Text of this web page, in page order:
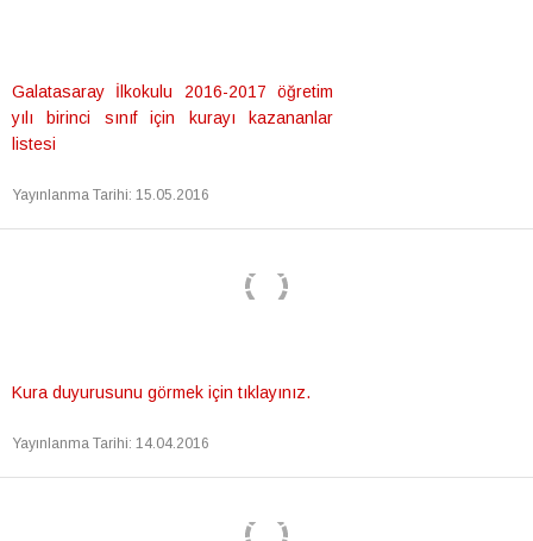
Galatasaray İlkokulu 2016-2017 öğretim
yılı birinci sınıf için kurayı kazananlar
listesi
Yayınlanma Tarihi: 15.05.2016
Kura duyurusunu görmek için tıklayınız.
Yayınlanma Tarihi: 14.04.2016